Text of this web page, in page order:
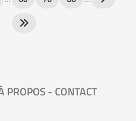
PROPOS- CONTACT